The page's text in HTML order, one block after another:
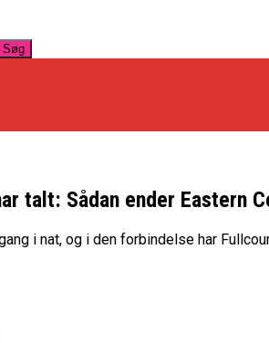
talt: Sådan ender Eastern
i nat, og i den forbindelse har